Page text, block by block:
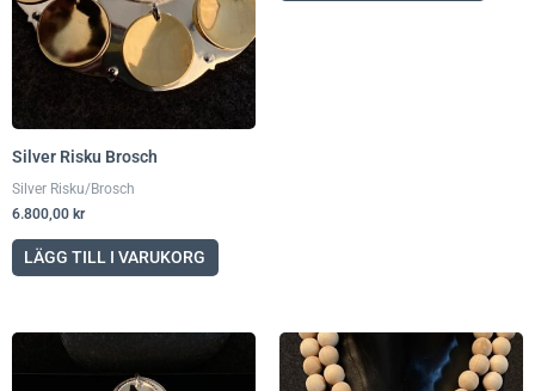
Silver Risku Brosch
Silver Risku/Brosch
6.800,00 kr
LÄGG TILL I VARUKORG